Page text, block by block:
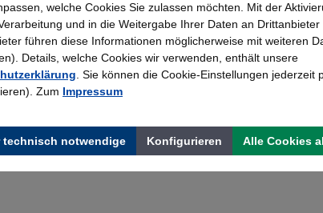
Tente Lenkrolle mit Platte
3,39 €*
welche Cookies Sie zulassen möchten. Mit der
und in die Weitergabe Ihrer Daten an Drittanbieter
führen diese Informationen möglicherweise mit weiteren
Details, welche Cookies wir verwenden, enthält unsere
. Sie können die Cookie-Einstellungen jederzeit
Zum Impressum
technisch notwendige Konfigurieren Alle Cookies